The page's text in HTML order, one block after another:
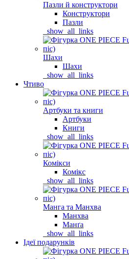
Пазли й конструктори
Конструктори
Пазли
_show_all_links
Шахи
Шахи
_show_all_links
Чтиво
Артбуки та книги
Артбуки
Книги
_show_all_links
Комікси
Комікс
_show_all_links
Манга та Манхва
Манхва
Манґа
_show_all_links
Ідеї подарунків